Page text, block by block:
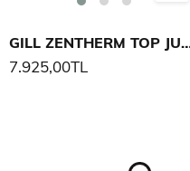
GILL ZENTHERM
7.925,00TL